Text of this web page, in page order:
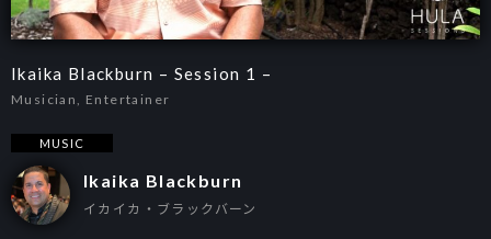
Ikaika Blackburn – Session 1 –
Musician, Entertainer
MUSIC
Ikaika Blackburn
イカイカ・ブラックバーン